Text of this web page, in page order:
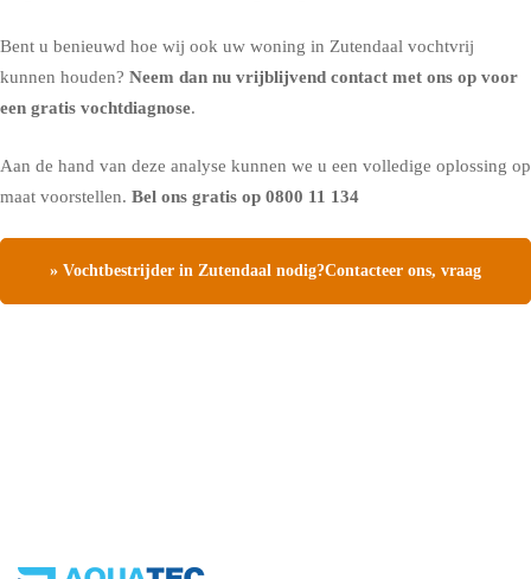
Bent u benieuwd hoe wij ook uw woning in Zutendaal vochtvrij
kunnen houden? Neem dan nu vrijblijvend contact met ons op voor
een gratis vochtdiagnose.
Aan de hand van deze analyse kunnen we u een volledige oplossing op
maat voorstellen. Bel ons gratis op 0800 11 134
» Vochtbestrijder in Zutendaal nodig?Contacteer ons, vraag